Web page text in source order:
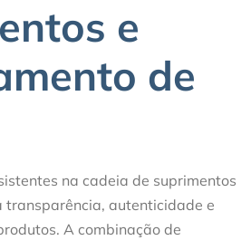
e
de
na cadeia de suprimentos
transparência, autenticidade e
A combinação de